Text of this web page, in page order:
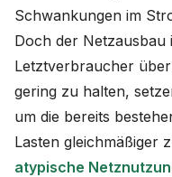
Schwankungen im
Doch der Netzausbau
Letztverbraucher
gering zu halten,
um die bereits
Lasten gleichmäßiger
atypische